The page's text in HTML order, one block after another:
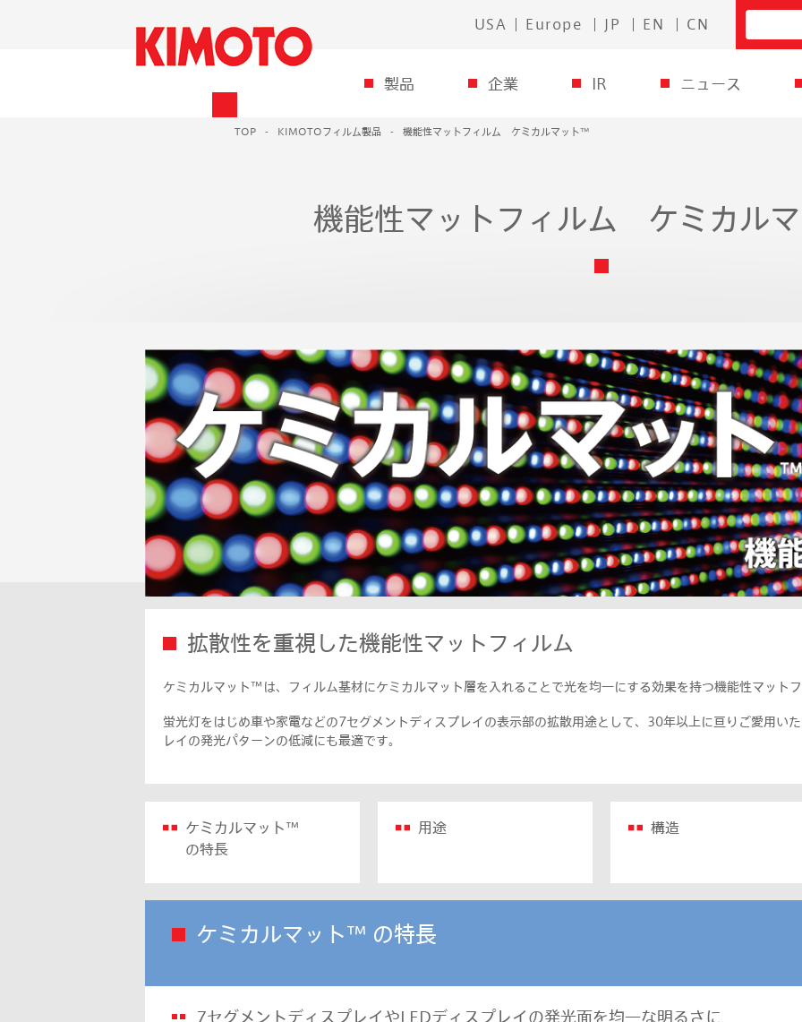
USA Europe JP EN CN
製品 企業 IR ニュース
TOP KIMOTOフィルム製品 機能性マットフィルム ケミカルマット™
機能性マットフィルム ケミカル
拡散性を重視した機能性マットフィルム
ケミカルマット™は、フィルム基材にケミカルマット層を入れることで光を均一にする効果を持つ機能性マット
蛍光灯をはじめ車や家電などの7セグメントディスプレイの表示部の拡散用途として、30年以上に亘りご愛用い
レイの発光パターンの低減にも最適です。
ケミカルマット™
の特長
用途 構造
ケミカルマット™ の特長
7セグメントディスプレイやLEDディスプレイの発光面を均一な明るさに